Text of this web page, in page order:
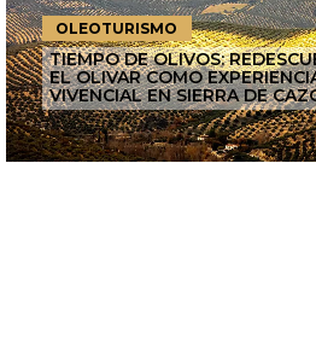
OLEOTURISMO
TIEMPO DE OLIVOS:
EL OLIVAR COMO
VIVENCIAL EN SIERRA DE